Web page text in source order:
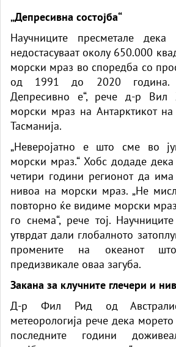
„Депресивна состојба“
Научниците пресметале
недостасуваат околу 650.000
морски мраз во споредба со
од 1991 до 2020 година.
Депресивно е“, рече д-р Вил
морски мраз на Антарктикот на
Тасманија.
„Неверојатно е што сме во
морски мраз.“ Хобс додаде
четири години регионот да
нивоа на морски мраз. „Не
повторно ќе видиме морски
го снема“, рече тој.
утврдат дали глобалното
промените на океанот
предизвикале оваа загуба.
Закана за клучните глечери и
Д-р Фил Рид од
метеорологија рече дека
последните години